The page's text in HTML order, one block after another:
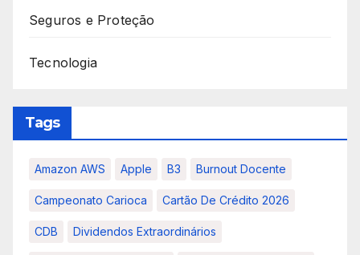
Seguros e Proteção
Tecnologia
Tags
Amazon AWS Apple B3 Burnout Docente
Campeonato Carioca Cartão De Crédito 2026
CDB Dividendos Extraordinários